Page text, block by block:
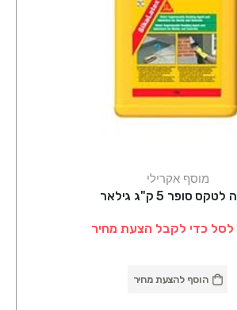
מוסף אקרילי
סופר 5 ק"ג גילאר
לסל כדי לקבל הצעת מחיר
הוסף להצעת מחיר